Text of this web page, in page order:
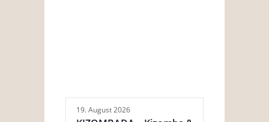
19. August 2026